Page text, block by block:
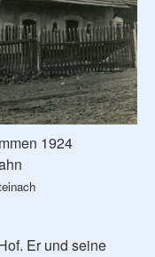
1924
Er und seine